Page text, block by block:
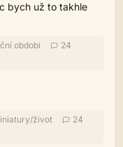
bych už to takhle
období
24
/život
24